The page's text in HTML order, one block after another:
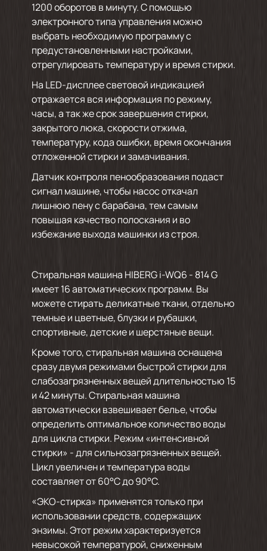
1200 оборотов в минуту. С помощью
электронного типа управления можно
выбрать необходимую программу с
предустановленными настройками,
отрегулировать температуру и время стирки.
На LED-дисплее световой индикацией
отражается вся информация по режиму,
часы, а так же срок завершения стирки,
закрытого люка, скорости отжима,
температуру, кода ошибки, время окончания
отложенной стирки и замачивания.
Датчик контроля пенообразования подаст
сигнал машине, чтобы насос откачал
лишнюю пену с барабана, тем самым
повышая качество полоскания и во
избежание выхода машинки из строя.
Стиральная машина HIBERG i-WQ6 - 814 G
имеет 16 автоматических программ. Вы
можете стирать деликатные ткани, отдельно
темные и цветные, блузки и рубашки,
спортивные, детские и шерстяные вещи.
Кроме того, стиральная машина оснащена
сразу двумя режимами быстрой стирки для
слабозагрязненных вещей длительностью 15
и 42 минуты. Стиральная машина
автоматически взвешивает белье, чтобы
определить оптимальное количество воды
для цикла стирки. Режим «интенсивной
стирки» - для сильнозагрязненных вещей.
Цикл увеличен и температура воды
составляет от 60°С до 90°С.
«ЭКО-стирка» применятся только при
использовании средств, содержащих
энзимы. Этот режим характеризуется
невысокой температурой, сниженным